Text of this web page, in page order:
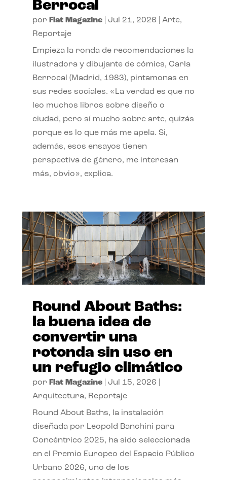
Berrocal
por Flat Magazine| Jul 21, 2026 Arte,
Reportaje
Empieza la ronda de recomendaciones la
ilustradora y dibujante de cómics, Carla
Berrocal (Madrid, 1983), pintamonas en
sus redes sociales. «La verdad es que no
leo muchos libros sobre diseño o
ciudad, pero sí mucho sobre arte, quizás
porque es lo que más me apela. Si,
además, esos ensayos tienen
perspectiva de género, me interesan
más, obvio», explica.
Round About Baths:
la buena idea de
convertir una
rotonda sin uso en
un refugio climático
por Flat Magazine| Jul 15, 2026
Arquitectura, Reportaje
Round About Baths, la instalación
diseñada por Leopold Banchini para
Concéntrico 2025, ha sido seleccionada
en el Premio Europeo del Espacio Público
Urbano 2026, uno de los